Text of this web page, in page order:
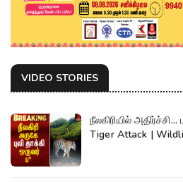
VIDEO STORIES
நீலகிரியில் அதிர்ச்சி...
Tiger Attack |